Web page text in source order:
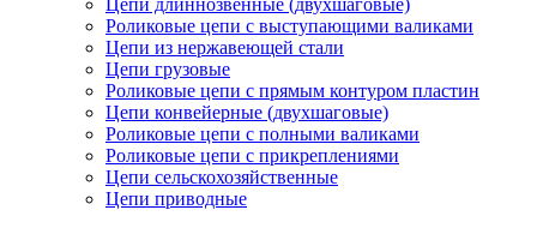
Цепи длиннозвенные (двухшаговые)
Роликовые цепи с выступающими валиками
Цепи из нержавеющей стали
Цепи грузовые
Роликовые цепи с прямым контуром пластин
Цепи конвейерные (двухшаговые)
Роликовые цепи с полными валиками
Роликовые цепи с прикреплениями
Цепи сельскохозяйственные
Цепи приводные